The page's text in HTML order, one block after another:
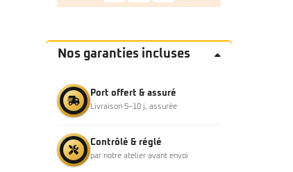
Nos garanties incluses
Port offert & assuré
Livraison 5–10 j, assurée
Contrôlé & réglé
par notre atelier avant envoi